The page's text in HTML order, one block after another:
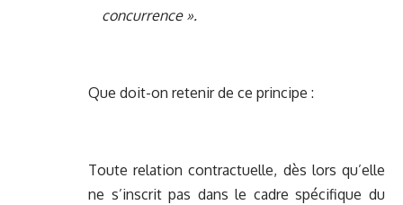
concurrence ».
Que doit-on retenir de ce principe :
Toute relation contractuelle, dès lors qu’elle
ne s’inscrit pas dans le cadre spécifique du